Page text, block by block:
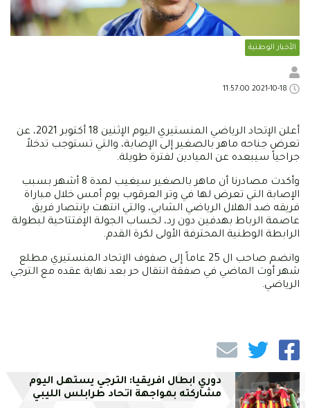
الأخبار الوطنية
أعلن الإتحاد الرياضي المنستيري اليوم الإثنين 18 أكتوبر 2021، عن
تعرض جناحه ماهر بالصغير إلى الإصابة، والتي تستوجب تدخلاً
جراحياً سيبعده عن الميادين لفترة طويلة.
وأكدت مصادرنا أن ماهر بالصغير سيغيب لمدة 8 أشهر بسبب
الإصابة التي تعرض لها في وتر العرقوب يوم أمس خلال مباراة
فريقه ضد الهلال الرياضي الشابي، والتي انتهت بإنتصار فريق
عاصمة الرباط بهدفين دون رد، لحساب الجولة الإفتتاحية لبطولة
الرابطة الوطنية المحترفة الأولى لكرة القدم.
وانضم صاحب ال 25 عاماً إلى صفوف الإتحاد المنستيري مطلع
شهر أوت الماضي في صفقة انتقال حر بعد نهاية عقده مع الترجي
الرياضي.
دوري ابطال افريقيا: الترجي يستهل اليوم
مشاركته بمواجهة اتحاد طرابلس الليبي